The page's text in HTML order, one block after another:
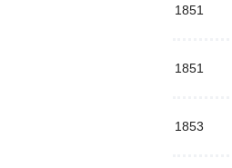
1851
1851
1853